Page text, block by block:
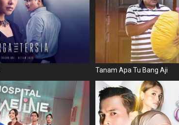
Tanam Apa Tu Bang Aji